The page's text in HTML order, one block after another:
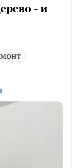
- и